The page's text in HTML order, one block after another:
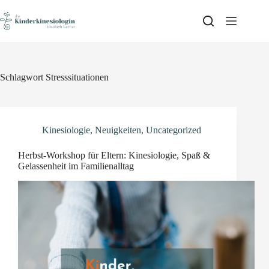
to
content
Schlagwort Stresssituationen
Kinesiologie, Neuigkeiten, Uncategorized
Herbst-Workshop für Eltern: Kinesiologie, Spaß &
Gelassenheit im Familienalltag